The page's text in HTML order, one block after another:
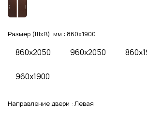
Размер (ШхВ), мм : 860x1900
860x2050 960x2050
960x1900
Направление двери : Левая